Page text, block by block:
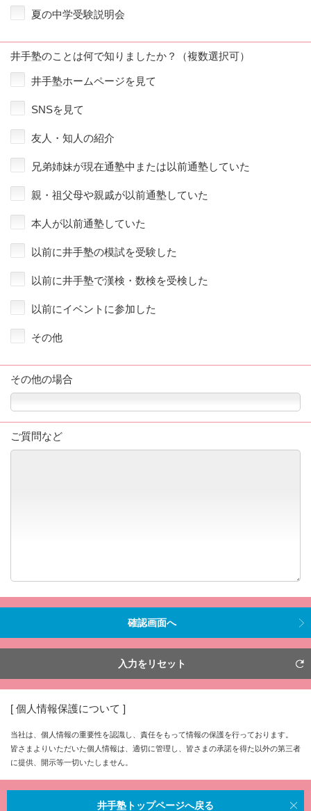
夏の中学受験説明会
井手塾のことは何で知りましたか？（複数選択可）
井手塾ホームページを見て
SNSを見て
友人・知人の紹介
兄弟姉妹が現在通塾中または以前通塾していた
親・祖父母や親戚が以前通塾していた
本人が以前通塾していた
以前に井手塾の模試を受験した
以前に井手塾で漢検・数検を受検した
以前にイベントに参加した
その他
その他の場合
ご質問など
[ 個人情報保護について ]
当社は、個人情報の重要性を認識し、責任をもって情報の保護を行っております。
皆さまよりいただいた個人情報は、適切に管理し、皆さまの承諾を得た以外の第三者
に提供、開示等一切いたしません。
井手塾トップページへ戻る